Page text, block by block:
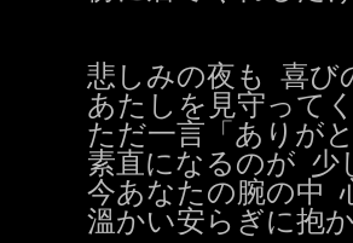
悲しみの夜も 喜び
あたしを見守って
ただ一言「ありが
素直になるのが 少
今あなたの腕の中
溫かい安らぎに抱